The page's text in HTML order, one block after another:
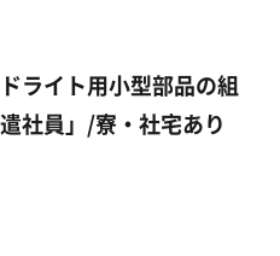
ライト用小型部品の組
社員」/寮・社宅あり